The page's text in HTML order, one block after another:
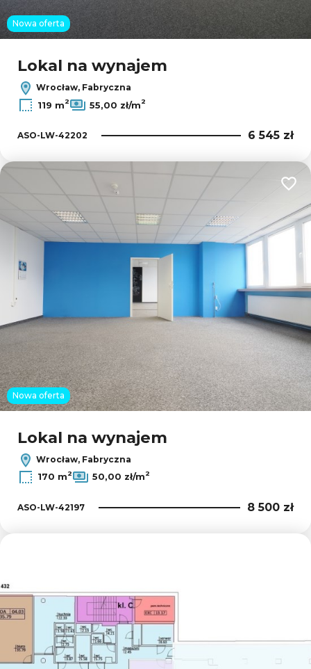
Nowa oferta
Lokal na wynajem
Wrocław, Fabryczna
119 m2 55,00 zł/m2
ASO-LW-42202 6 545 zł
Nowa oferta
Lokal na wynajem
Wrocław, Fabryczna
170 m2 50,00 zł/m2
ASO-LW-42197 8 500 zł